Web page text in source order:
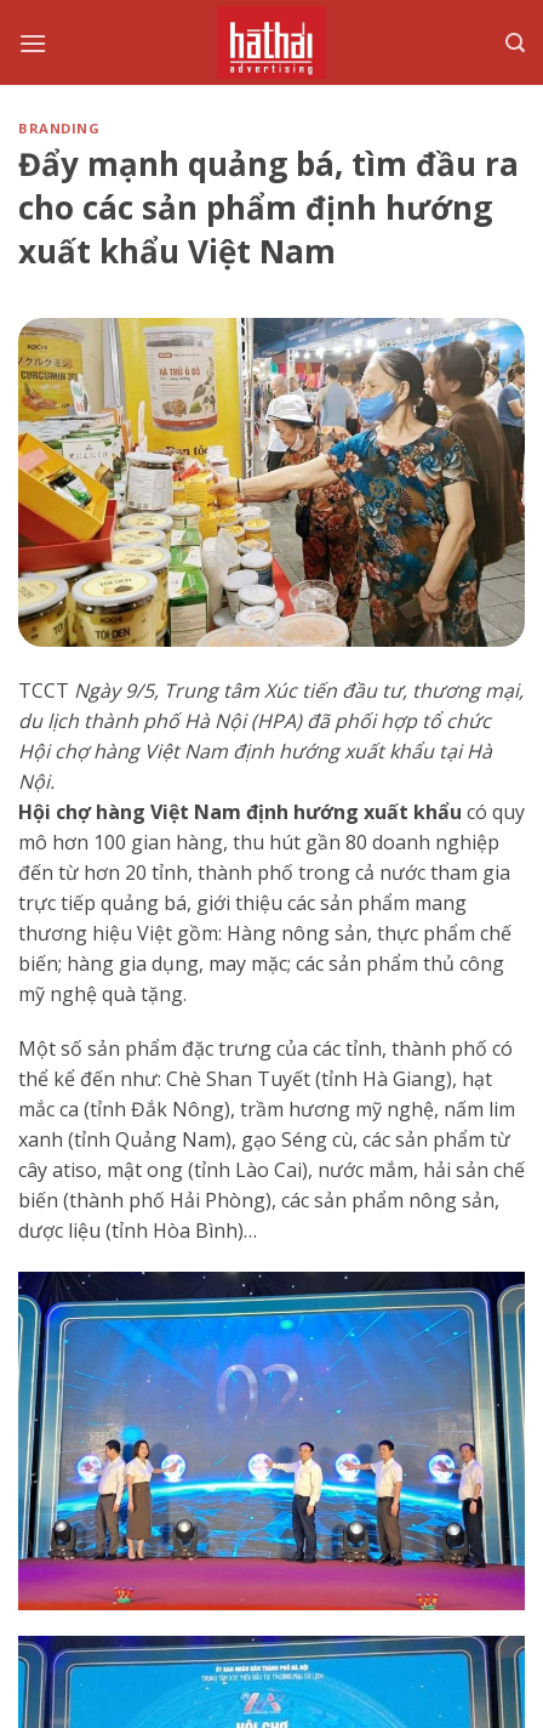
BRANDING
Đẩy mạnh quảng bá, tìm đầu ra
cho các sản phẩm định hướng
xuất khẩu Việt Nam
TCCT Ngày 9/5, Trung tâm Xúc tiến đầu tư, thương mại,
du lịch thành phố Hà Nội (HPA) đã phối hợp tổ chức
Hội chợ hàng Việt Nam định hướng xuất khẩu tại Hà
Nội.
Hội chợ hàng Việt Nam định hướng xuất khẩu có quy
mô hơn 100 gian hàng, thu hút gần 80 doanh nghiệp
đến từ hơn 20 tỉnh, thành phố trong cả nước tham gia
trực tiếp quảng bá, giới thiệu các sản phẩm mang
thương hiệu Việt gồm: Hàng nông sản, thực phẩm chế
biến; hàng gia dụng, may mặc; các sản phẩm thủ công
mỹ nghệ quà tặng.
Một số sản phẩm đặc trưng của các tỉnh, thành phố có
thể kể đến như: Chè Shan Tuyết (tỉnh Hà Giang), hạt
mắc ca (tỉnh Đắk Nông), trầm hương mỹ nghệ, nấm lim
xanh (tỉnh Quảng Nam), gạo Séng cù, các sản phẩm từ
cây atiso, mật ong (tỉnh Lào Cai), nước mắm, hải sản chế
biến (thành phố Hải Phòng), các sản phẩm nông sản,
dược liệu (tỉnh Hòa Bình)…